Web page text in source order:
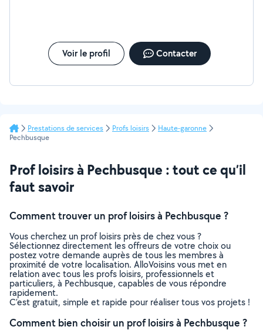
Voir le profil Contacter
Prestations de services Profs loisirs
Haute-garonne
Pechbusque
Prof loisirs à Pechbusque : tout ce qu’il
faut savoir
Comment trouver un prof loisirs à Pechbusque ?
Vous cherchez un prof loisirs près de chez vous ?
Sélectionnez directement les offreurs de votre choix ou
postez votre demande auprès de tous les membres à
proximité de votre localisation. AlloVoisins vous met en
relation avec tous les profs loisirs, professionnels et
particuliers, à Pechbusque, capables de vous répondre
rapidement.
C’est gratuit, simple et rapide pour réaliser tous vos projets !
Comment bien choisir un prof loisirs à Pechbusque ?